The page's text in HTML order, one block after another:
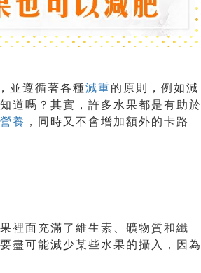
，並遵循著各種減重的原則，例如減
道嗎？其實，許多水果都是有助於
營養 ，同時又不會增加額外的卡路
裡面充滿了維生素、礦物質和纖
盡可能減少某些水果的攝入，因為